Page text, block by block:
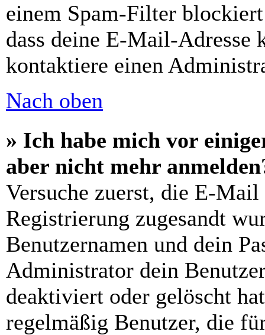
einem Spam-Filter
dass deine E-Mail-Adresse
kontaktiere einen
Nach oben
» Ich habe mich vor
aber nicht mehr
Versuche zuerst, die E-
Registrierung zugesandt
Benutzernamen und dein
Administrator dein
deaktiviert oder gelöscht
regelmäßig Benutzer, die